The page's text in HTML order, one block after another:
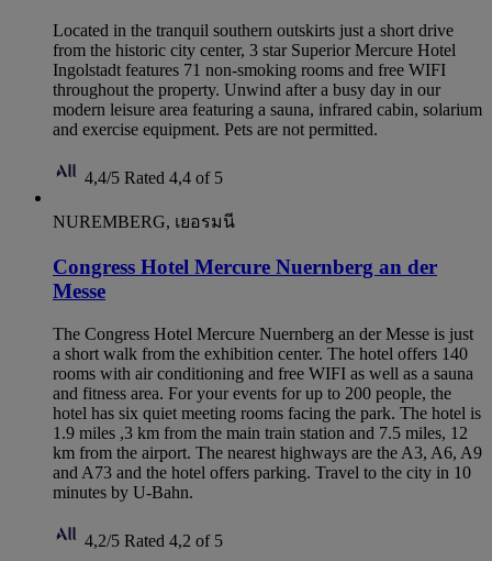
Located in the tranquil southern outskirts just a short drive
from the historic city center, 3 star Superior Mercure Hotel
Ingolstadt features 71 non-smoking rooms and free WIFI
throughout the property. Unwind after a busy day in our
modern leisure area featuring a sauna, infrared cabin, solarium
and exercise equipment. Pets are not permitted.
4,4/5 Rated 4,4 of 5
NUREMBERG, เยอรมนี
Congress Hotel Mercure Nuernberg an der
Messe
The Congress Hotel Mercure Nuernberg an der Messe is just
a short walk from the exhibition center. The hotel offers 140
rooms with air conditioning and free WIFI as well as a sauna
and fitness area. For your events for up to 200 people, the
hotel has six quiet meeting rooms facing the park. The hotel is
1.9 miles ,3 km from the main train station and 7.5 miles, 12
km from the airport. The nearest highways are the A3, A6, A9
and A73 and the hotel offers parking. Travel to the city in 10
minutes by U-Bahn.
4,2/5 Rated 4,2 of 5